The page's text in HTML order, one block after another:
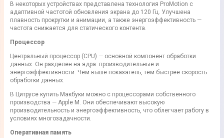
В некоторых устройствах представлена технология ProMotion с
адаптивной частотой обновления экрана до 120 Гц. Улучшена
плавность прокрутки и анимации, а также энергоэффективность —
частота снижается для статического контента.
Процессор
Центральный процессор (CPU) — основной компонент обработки
данных. Он разделен на ядра: производительные и
энергоэффективности. Чем выше показатель, тем быстрее скорость
обработки данных.
В Цитрусе купить Макбуки можно с процессорами собственного
производства — Apple M. Они обеспечивают высокую
производительность и энергоэффективность, что облегчает работу в
условиях многозадачности.
Оперативная память